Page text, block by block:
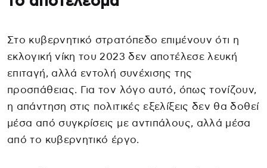
Στο κυβερνητικό στρατόπεδο επιμένουν ότι η
εκλογική νίκη του 2023 δεν αποτέλεσε λευκή
επιταγή, αλλά εντολή συνέχισης της
προσπάθειας. Για τον λόγο αυτό, όπως τονίζουν,
η απάντηση στις πολιτικές εξελίξεις δεν θα δοθεί
μέσα από συγκρίσεις με αντιπάλους, αλλά μέσα
από το κυβερνητικό έργο.